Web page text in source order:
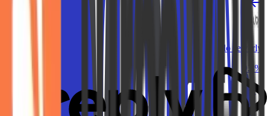
Italo Jewerly
9.3%